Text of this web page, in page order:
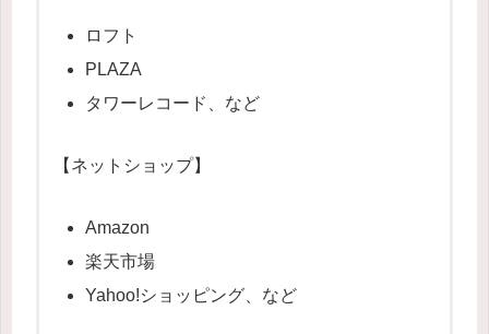
ロフト
PLAZA
タワーレコード、など
【ネットショップ】
Amazon
楽天市場
Yahoo!ショッピング、など